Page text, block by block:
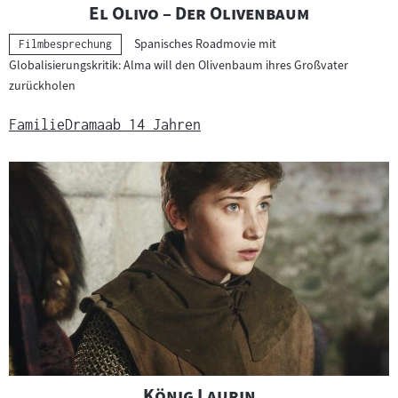
"
El Olivo – Der Olivenbaum
Kategorie:
Filmbesprechung
Spanisches Roadmovie mit
Globalisierungskritik: Alma will den Olivenbaum ihres Großvater
zurückholen
FamilieDramaab 14 Jahren